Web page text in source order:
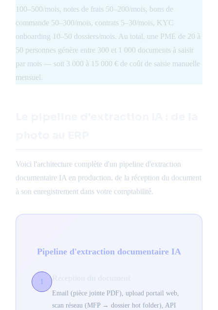
100–500/mois, notes de frais 50–200/mois, bons de
commande 50–300/mois, contrats 5–30/mois, KYC
onboarding 10–50 dossiers/mois. Au total, une PME de 20 à
50 personnes génère entre 300 et 1 000 documents à saisir
par mois — soit 3 000 à 15 000 € de coût de saisie manuelle
mensuel.
Voici l'architecture complète d'un pipeline d'extraction
documentaire IA en production, de la réception du document
à son enregistrement dans votre comptabilité.
Pipeline d'extraction documentaire IA
1
Email (pièce jointe PDF), upload portail web,
scan réseau (MFP → dossier hot folder), API